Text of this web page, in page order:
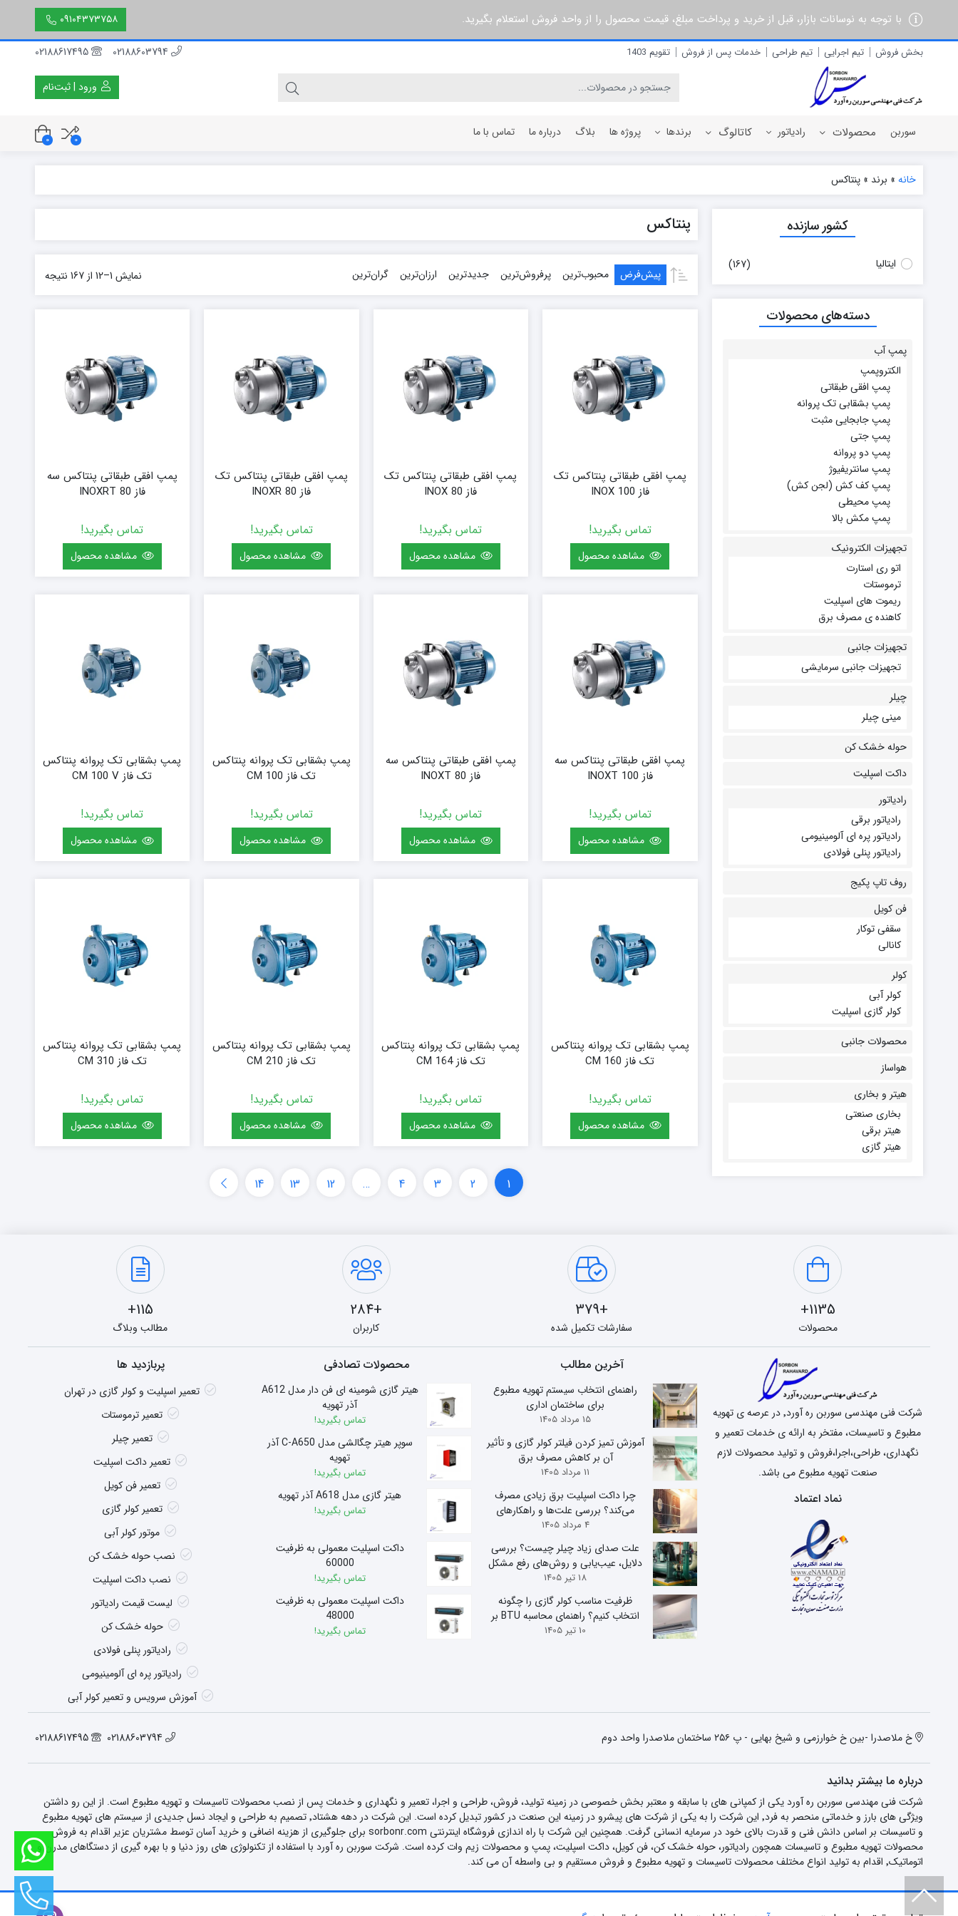
با توجه به نوسانات بازار، قبل از خرید و پرداخت مبلغ، قیمت محصول را از واحد فروش استعلام بگیرید. ۰۹۱۰۴۳۷۳۷۵۸
بخش فروش تیم اجرایی تیم طراحی خدمات پس از فروش تقویم 1403 02188617495
ورود | ثبت‌نام
سوربن محصولات رادیاتور
رادیاتور پره ای آلومینیومی
آترون
ایران رادیاتور
۱۰ پره
۱۰۰ سانتی متر
کاتالوگ برندها پروژه ها بلاگ درباره ما تماس با ما 0
0
خانه» برند » پنتاکس
پنتاکس
پیش‌فرض محبوب‌ترین پرفروش‌ترین جدیدترین ارزان‌ترین گران‌ترین نمایش 1–12 از 167 نتیجه
پمپ افقی طبقاتی پنتاکس تک
فاز INOX 100
تماس بگیرید!
مشاهده محصول
پمپ افقی طبقاتی پنتاکس تک
فاز INOX 80
تماس بگیرید!
مشاهده محصول
پمپ افقی طبقاتی پنتاکس تک
فاز INOXR 80
تماس بگیرید!
مشاهده محصول
پمپ افقی طبقاتی پنتاکس سه
فاز INOXRT 80
تماس بگیرید!
مشاهده محصول
پمپ افقی طبقاتی پنتاکس سه
فاز INOXT 100
تماس بگیرید!
مشاهده محصول
پمپ افقی طبقاتی پنتاکس سه
فاز INOXT 80
تماس بگیرید!
مشاهده محصول
پمپ بشقابی تک پروانه پنتاکس
تک فاز CM 100
تماس بگیرید!
مشاهده محصول
پمپ بشقابی تک پروانه پنتاکس
تک فاز CM 100 V
تماس بگیرید!
مشاهده محصول
پمپ بشقابی تک پروانه پنتاکس
تک فاز CM 160
تماس بگیرید!
مشاهده محصول
پمپ بشقابی تک پروانه پنتاکس
تک فاز CM 164
تماس بگیرید!
مشاهده محصول
پمپ بشقابی تک پروانه پنتاکس
تک فاز CM 210
تماس بگیرید!
مشاهده محصول
پمپ بشقابی تک پروانه پنتاکس
تک فاز CM 310
تماس بگیرید!
مشاهده محصول
1
2
3
4
…
12
13
14
کشور سازنده
ایتالیا (167)
دسته‌های محصولات
پمپ آب
الکتروپمپ
پمپ افقی طبقاتی
پمپ بشقابی تک پروانه
پمپ جابجایی مثبت
پمپ جتی
پمپ دو پروانه
پمپ سانتریفیوژ
پمپ کف کش (لجن کش)
پمپ محیطی
پمپ مکش بالا
تجهیزات الکترونیک
اتو ری استارت
ترموستات
ریموت های اسپلیت
کاهنده ی مصرف برق
تجهیزات جانبی
تجهیزات جانبی سرمایشی
چیلر
مینی چیلر
حوله خشک کن
داکت اسپلیت
رادیاتور
رادیاتور برقی
رادیاتور پره ای آلومینیومی
رادیاتور پنلی فولادی
روف تاپ پکیج
فن کویل
سقفی توکار
کانالی
کولر
کولر آبی
کولر گازی اسپلیت
محصولات جانبی
هواساز
هیتر و بخاری
بخاری صنعتی
هیتر برقی
هیتر گازی
1135+
محصولات
+379
سفارشات تکمیل شده
+284
کاربران
115+
مطالب وبلاگ
شرکت فنی مهندسی سوربن ره آورد٬ در عرصه ی تهویه
مطبوع و تاسیسات، مفتخر به ارائه ی خدمات تعمیر و
نگهداری، طراحی،اجرا،فروش و تولید محصولات لازم
صنعت تهویه مطبوع می باشد.
نماد اعتماد
آخرین مطالب
راهنمای انتخاب سیستم تهویه مطبوع
برای ساختمان اداری
15 مرداد 1405
آموزش تمیز کردن فیلتر کولر گازی و تأثیر
آن بر کاهش مصرف برق
11 مرداد 1405
چرا داکت اسپلیت برق زیادی مصرف
می‌کند؟ بررسی علت‌ها و راهکارهای
کاهش مصرف
4 مرداد 1405
علت صدای زیاد چیلر چیست؟ بررسی
دلایل، عیب‌یابی و روش‌های رفع مشکل
18 تیر 1405
ظرفیت مناسب کولر گازی را چگونه
انتخاب کنیم؟ راهنمای محاسبه BTU بر
اساس متراژ
10 تیر 1405
محصولات تصادفی
هیتر گازی شومینه ای فن دار مدل A612
آذر تهویه
تماس بگیرید!
سوپر هیتر چگالشی مدل C-A650 آذر
تهویه
تماس بگیرید!
هیتر گازی مدل A618 آذر تهویه
تماس بگیرید!
داکت اسپلیت معمولی به ظرفیت
60000
تماس بگیرید!
داکت اسپلیت معمولی به ظرفیت
48000
تماس بگیرید!
پربازدید ها
تعمیر اسپلیت و کولر گازی در تهران
تعمیر ترموستات
تعمیر چیلر
تعمیر داکت اسپلیت
تعمیر فن کویل
تعمیر کولر گازی
موتور کولر آبی
نصب حوله خشک کن
نصب داکت اسپلیت
لیست قیمت رادیاتور
حوله خشک کن
رادیاتور پنلی فولادی
رادیاتور پره ای آلومینیومی
آموزش سرویس و تعمیر کولر آبی
خ ملاصدرا -بین خ خوارزمی و شیخ بهایی - پ ۲۵۶ ساختمان ملاصدرا واحد دوم 02188603794
02188617495
درباره ما بیشتر بدانید
شرکت فنی مهندسی سوربن ره آورد یکی از کمپانی های با سابقه و معتبر بخش خصوصی در زمینه تولید، فروش، طراحی و اجرا، تعمیر و نگهداری و خدمات پس از نصب محصولات تاسیسات و تهویه مطبوع است. از این رو داشتن
ویژگی های بارز و خدماتی منحصر به فرد٬ این شرکت را به یکی از شرکت های پیشرو در زمینه این صنعت در کشور تبدیل کرده است. این شرکت در دهه هشتاد٬ تصمیم به طراحی و ایجاد نسل جدیدی از سیستم های تهویه مطبوع
و تاسیسات بر اساس دانش فنی و قدرت بالای خود در سرمایه انسانی گرفت. همچنین این شرکت با راه اندازی فروشگاه اینترنتی sorbonr.com برای جلوگیری از هزینه اضافی و خرید آسان توسط مشتریان عزیر اقدام به فروش
محصولات تهویه مطبوع و تاسیسات همچون رادیاتور، حوله خشک کن، فن کویل، داکت اسپلیت، پمپ و محصولات زیم وات کرده است. شرکت سوربن ره آورد با استفاده از تکنولوژی های روز دنیا و با بهره گیری از دستگاهای مدرن و
اتوماتیک٬ اقدام به تولید انواع مختلف محصولات تاسیسات و تهویه مطبوع و فروش مستقیم و بی واسطه آن می کند.